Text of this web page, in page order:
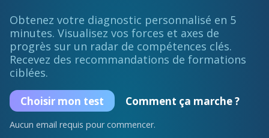
Obtenez votre diagnostic personnalisé en 5
minutes. Visualisez vos forces et axes de
progrès sur un radar de compétences clés.
Recevez des recommandations de formations
ciblées.
Choisir mon test Comment ça marche ?
Aucun email requis pour commencer.